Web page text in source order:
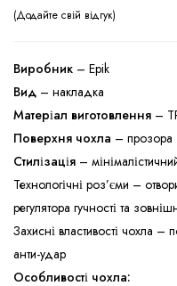
Додайте свій відгук
Виробник – Epik
Вид – накладка
Матеріал виготовлення –
Поверхня чохла – прозора
Стилізація –
Технологічні роз’єми –
регулятора гучності та
Захисні властивості чохла –
анти-удар
Особливості чохла: